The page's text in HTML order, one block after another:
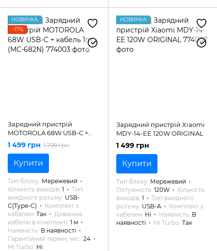
НОВИНКА
−17%
Зарядний пристрій
MOTOROLA 68W USB-С +
кабель 1m (MC-682N)
1 499 грн 1 799 грн
Купити
Тип блоку Мережевий
Кількість виходів 1
Тип
вихідного роз'єму USB-
C(Type-C)
Комплект з
кабелем Так
Довжина
кабелю в комплекті 1 м
Наявність В наявності
Гарантійний термін, міс.
24
Mi Turbo Ні
НОВИНКА
Зарядний пристрій Xiaomi
MDY-14-EE 120W ORIGINAL
1 499 грн
Купити
Тип блоку Мережевий
Потужність 120W
Кількість
виходів 1
Тип вихідного
роз'єму USB-A
Комплект з
кабелем Ні Наявність В
наявності
Mi Turbo Так